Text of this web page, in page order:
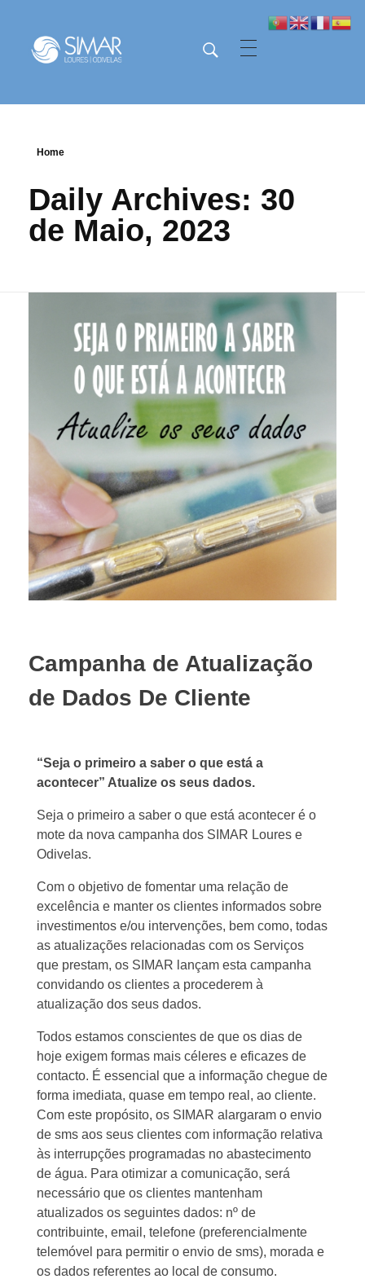
Home
Daily Archives: 30
de Maio, 2023
Campanha de Atualização
de Dados De Cliente
“Seja o primeiro a saber o que está a
acontecer” Atualize os seus dados.
Seja o primeiro a saber o que está acontecer é o
mote da nova campanha dos SIMAR Loures e
Odivelas.
Com o objetivo de fomentar uma relação de
excelência e manter os clientes informados sobre
investimentos e/ou intervenções, bem como, todas
as atualizações relacionadas com os Serviços
que prestam, os SIMAR lançam esta campanha
convidando os clientes a procederem à
atualização dos seus dados.
Todos estamos conscientes de que os dias de
hoje exigem formas mais céleres e eficazes de
contacto. É essencial que a informação chegue de
forma imediata, quase em tempo real, ao cliente.
Com este propósito, os SIMAR alargaram o envio
de sms aos seus clientes com informação relativa
às interrupções programadas no abastecimento
de água. Para otimizar a comunicação, será
necessário que os clientes mantenham
atualizados os seguintes dados: nº de
contribuinte, email, telefone (preferencialmente
telemóvel para permitir o envio de sms), morada e
os dados referentes ao local de consumo.